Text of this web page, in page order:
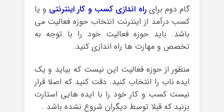
گام دوم برایراه اندازی کسب و کار اینترنتی و یا
کسب درآمد از اینترنت انتخاب حوزه فعالیت می
باشد. باید حوزه فعالیت خود را با توجه به
تخصص و مهارت ها راه اندازی کنید.
منظور از حوزه فعالیت این نیست که بیاید و یک
ایده ناب را انتخاب کنید. دقت کنید که اصلا قرار
نیست کسب و کار خود را با ایده هایی استارت
بزنید که قبلا توسط دیگران شروع نشده باشد .